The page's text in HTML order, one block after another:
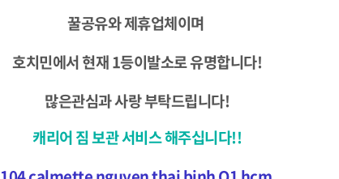
꿀공유와 제휴업체이며
호치민에서 현재 1등이발소로 유명합니다!
많은관심과 사랑 부탁드립니다!
캐리어 짐 보관 서비스 해주십니다!!